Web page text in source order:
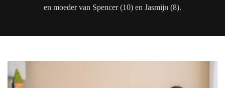
en moeder van Spencer (10) en Jasmijn (8).